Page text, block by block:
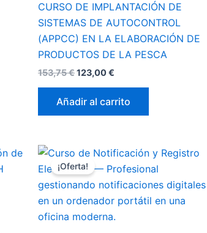
CURSO DE IMPLANTACIÓN DE
SISTEMAS DE AUTOCONTROL
(APPCC) EN LA ELABORACIÓN DE
PRODUCTOS DE LA PESCA
153,75€123,00€
Añadir al carrito
¡Oferta!
El
precio
original
era:
El
precio
actual
es: